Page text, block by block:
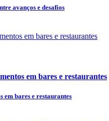
avanços e desafios
em bares e restaurantes
em bares e restaurantes